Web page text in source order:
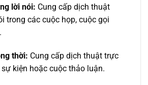
lời nói: Cung cấp dịch thuật
trong các cuộc họp, cuộc gọi
thời: Cung cấp dịch thuật trực
kiện hoặc cuộc thảo luận.